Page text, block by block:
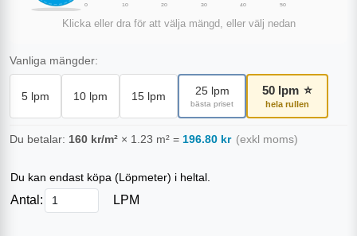
0 10 20 30 40 50
Klicka eller dra för att välja mängd, eller välj nedan
Vanliga mängder:
5 lpm 10 lpm 15 lpm 25lpm
bästa priset
50 lpm ⭐
hela rullen
Du betalar: 160 kr/m² × 1.23 m² = 196.80 kr (exkl moms)
Du kan endast köpa (Löpmeter) i heltal.
Antal: LPM